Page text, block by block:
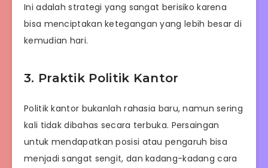
Ini adalah strategi yang sangat berisiko karena
bisa menciptakan ketegangan yang lebih besar di
kemudian hari.
3. Praktik Politik Kantor
Politik kantor bukanlah rahasia baru, namun sering
kali tidak dibahas secara terbuka. Persaingan
untuk mendapatkan posisi atau pengaruh bisa
menjadi sangat sengit, dan kadang-kadang cara